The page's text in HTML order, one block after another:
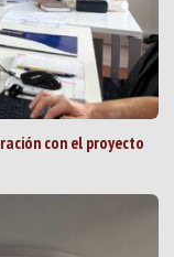
con el proyecto